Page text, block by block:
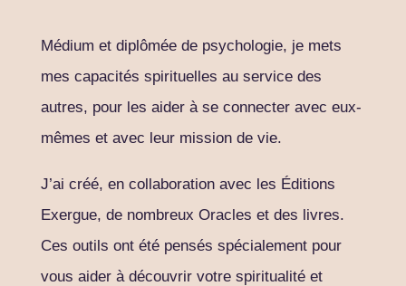
Médium et diplômée de psychologie, je mets
mes capacités spirituelles au service des
autres, pour les aider à se connecter avec eux-
mêmes et avec leur mission de vie.
J’ai créé, en collaboration avec les Éditions
Exergue, de nombreux Oracles et des livres.
Ces outils ont été pensés spécialement pour
vous aider à découvrir votre spiritualité et